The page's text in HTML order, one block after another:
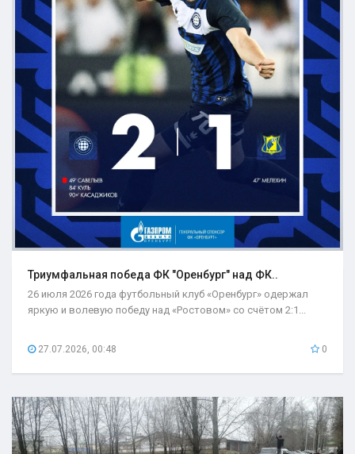
Триумфальная победа ФК "Оренбург" над ФК..
26 июля 2026 года футбольный клуб «Оренбург» одержал
яркую и волевую победу над «Ростовом» со счётом 2:1...
27.07.2026, 00:48 0